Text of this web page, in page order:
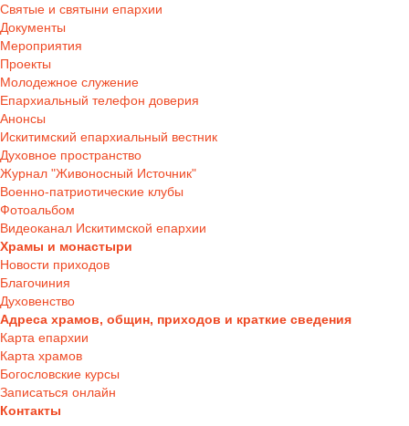
Святые и святыни епархии
Документы
Мероприятия
Проекты
Молодежное служение
Епархиальный телефон доверия
Анонсы
Искитимский епархиальный вестник
Духовное пространство
Журнал "Живоносный Источник"
Военно-патриотические клубы
Фотоальбом
Видеоканал Искитимской епархии
Храмы и монастыри
Новости приходов
Благочиния
Духовенство
Адреса храмов, общин, приходов и краткие сведения
Карта епархии
Карта храмов
Богословские курсы
Записаться онлайн
Контакты